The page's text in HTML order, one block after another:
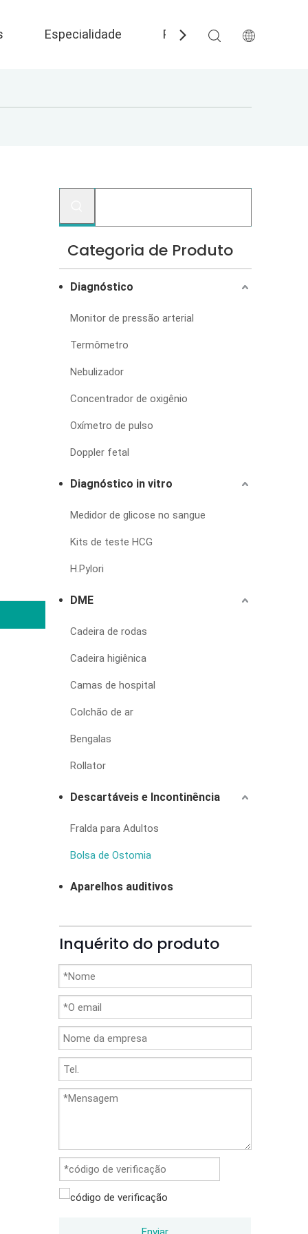
Especialidade Perguntas frequentes
Categoria de Produto
Diagnóstico
Monitor de pressão arterial
Termômetro
Nebulizador
Concentrador de oxigênio
Oxímetro de pulso
Doppler fetal
Diagnóstico in vitro
Medidor de glicose no sangue
Kits de teste HCG
H.Pylori
DME
Cadeira de rodas
Cadeira higiênica
Camas de hospital
Colchão de ar
Bengalas
Rollator
Descartáveis e Incontinência
Fralda para Adultos
Bolsa de Ostomia
Aparelhos auditivos
Inquérito do produto